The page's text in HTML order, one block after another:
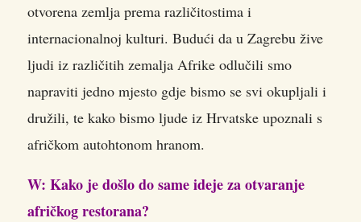
otvorena zemlja prema različitostima i
internacionalnoj kulturi. Budući da u Zagrebu žive
ljudi iz različitih zemalja Afrike odlučili smo
napraviti jedno mjesto gdje bismo se svi okupljali i
družili, te kako bismo ljude iz Hrvatske upoznali s
afričkom autohtonom hranom.
W: Kako je došlo do same ideje za otvaranje
afričkog restorana?